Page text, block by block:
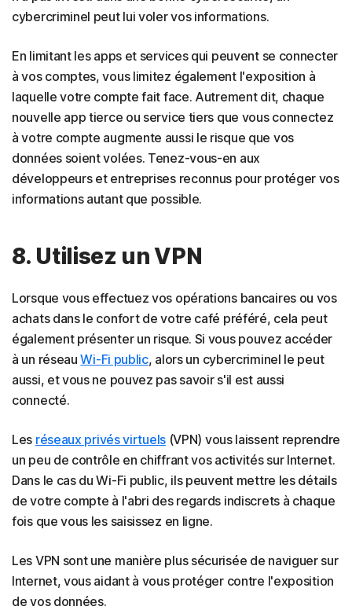
cybercriminel peut lui voler vos informations.
En limitant les apps et services qui peuvent se connecter
à vos comptes, vous limitez également l'exposition à
laquelle votre compte fait face. Autrement dit, chaque
nouvelle app tierce ou service tiers que vous connectez
à votre compte augmente aussi le risque que vos
données soient volées. Tenez-vous-en aux
développeurs et entreprises reconnus pour protéger vos
informations autant que possible.
8. Utilisez un VPN
Lorsque vous effectuez vos opérations bancaires ou vos
achats dans le confort de votre café préféré, cela peut
également présenter un risque. Si vous pouvez accéder
à un réseauWi-Fi public, alors un cybercriminel le peut
aussi, et vous ne pouvez pas savoir s'il est aussi
connecté.
Les réseaux privés virtuels(VPN) vous laissent reprendre
un peu de contrôle en chiffrant vos activités sur Internet.
Dans le cas du Wi-Fi public, ils peuvent mettre les détails
de votre compte à l'abri des regards indiscrets à chaque
fois que vous les saisissez en ligne.
Les VPN sont une manière plus sécurisée de naviguer sur
Internet, vous aidant à vous protéger contre l'exposition
de vos données.